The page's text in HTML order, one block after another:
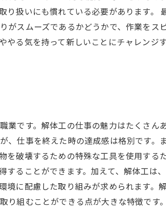
り扱いにも慣れている必要があります。
がスムーズであるかどうかで、作業を
やる気を持って新しいことにチャレン
です。解体工の仕事の魅力はたくさん
、仕事を終えた時の達成感は格別です
を破壊するための特殊な工具を使用す
することができます。加えて、解体工は
境に配慮した取り組みが求められます
り組むことができる点が大きな特徴で